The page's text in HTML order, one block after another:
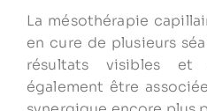
La mésothérapie
en cure de plusieurs
résultats visibles et
également être